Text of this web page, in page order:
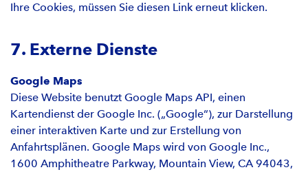
Ihre Cookies, müssen Sie diesen Link erneut klicken.
7. Externe Dienste
Google Maps
Diese Website benutzt Google Maps API, einen
Kartendienst der Google Inc. („Google“), zur Darstellung
einer interaktiven Karte und zur Erstellung von
Anfahrtsplänen. Google Maps wird von Google Inc.,
1600 Amphitheatre Parkway, Mountain View, CA 94043,